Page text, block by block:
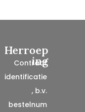
Herroep
ing
Contract
identificatie
, b.v.
bestelnum